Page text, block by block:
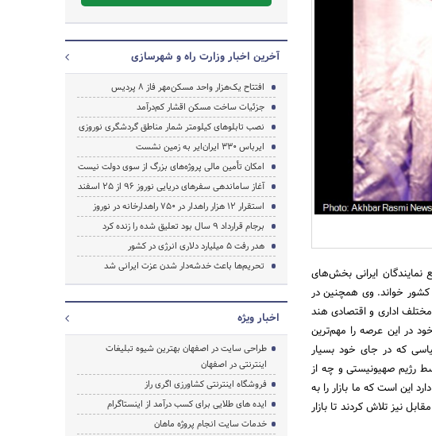
ایرانی بخش‌های
کشور خواند. وی همچنین در
اداری و اقتصادی هند
در این عرصه را مهم‌ترین
که در جای خود بسیار
رژیم صهیونیستی و چه از
این است که ما بازار را به
نیز تلاش کردند تا بازار
آخرین اخبار وزارت راه و شهرسازی
افتتاح یک‌هزار واحد مسکن‌مهر فاز ۸ پردیس
جزئیات ساخت مسکن اقشار کم‌درآمد
نصب تابلوهای کیلومتر شمار مناطق گردشگری نوروزی
ایرباس ۳۳۰ ایران‌ایر به زمین نشست
امکان تأمین مالی پروژه‌های بزرگ از سوی دولت نیست
آغاز ساماندهی سفرهای دریایی نوروز ۹۶ از ۲۵ اسفند‌
استقرار ۱۲ هزار راهدار در ۷۵۰ راهدارخانه در نوروز
برجام قرارداد ۹ سال بود تعلیق شده را زنده کرد
هدر رفت ۵ میلیارد دلاری انرژی در کشور
تحریم‌ها باعث خدشه‌دار شدن عزت ایرانی شد
اخبار ویژه
طراحی سایت در اصفهان بهترین شیوه تبلیغات
اینترنتی در اصفهان
فروشگاه اینترنتی کشاورزی اگری راز
ایده های طلایی برای کسب درآمد از اینستاگرام
خدمات سایت انجام پروژه ماهان